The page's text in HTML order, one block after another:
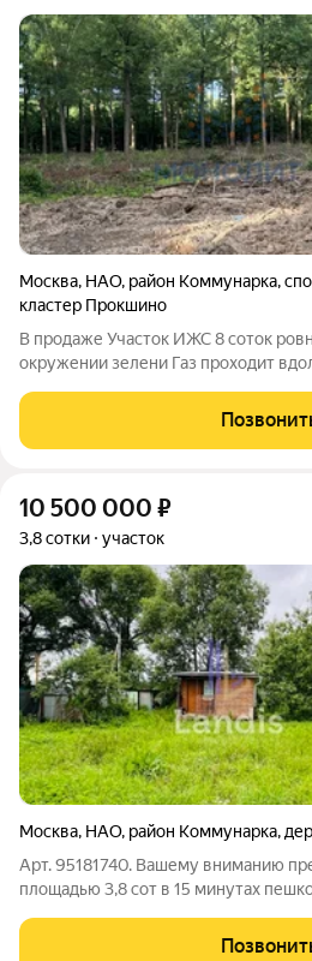
Москва, НАО, район Коммунарка,
кластер Прокшино
В продаже Участок ИЖС 8 соток
окружении зелени Газ проходит
шаговой доступности автобусная
Прокшино. звоните Расскажу
10 500 000 ₽
3,8 сотки участок
Москва, НАО, район Коммунарка,
Арт. 95181740. Вашему вниманию
площадью 3,8 сот в 15 минутах
Калужскому шоссе и в 15 км от